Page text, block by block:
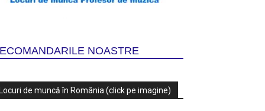
NOASTRE
de muncă în România (click pe imagine)